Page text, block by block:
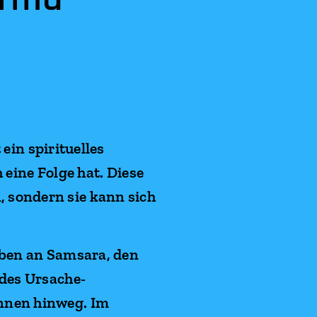
spirituelles
Folge hat. Diese
sondern sie kann sich
an Samsara, den
Ursache-
hinweg. Im